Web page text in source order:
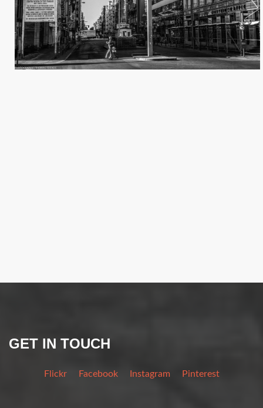
GET IN TOUCH
Flickr Facebook Instagram Pinterest